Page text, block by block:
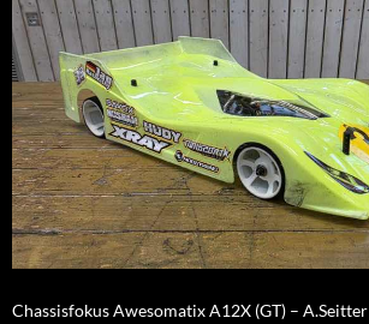
Chassisfokus Awesomatix A12X (GT) – A.Seitter